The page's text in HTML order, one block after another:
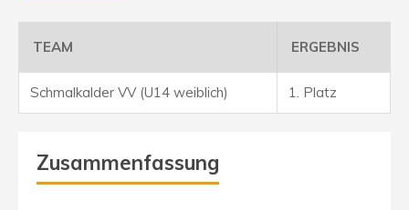
TEAM ERGEBNIS
Schmalkalder VV (U14 weiblich) 1. Platz
Zusammenfassung